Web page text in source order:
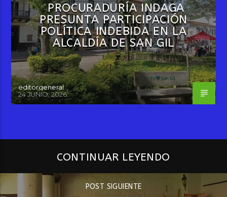
PROCURADURÍA INDAGA
PRESUNTA PARTICIPACIÓN
POLÍTICA INDEBIDA EN LA
ALCALDÍA DE SAN GIL
editorgeneral
24 JUNIO, 2026
CONTINUAR LEYENDO
POST SIGUIENTE